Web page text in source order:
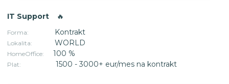
IT Support 🔥
Forma: Kontrakt
Lokalita: WORLD
HomeOffice: 100 %
Plat: 1500 - 3000+ eur/mes na kontrakt